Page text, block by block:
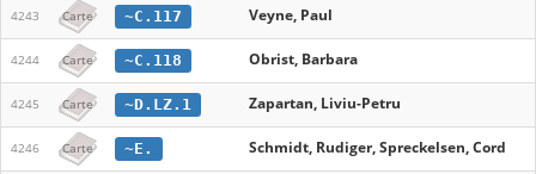
4243 Carte ~C.117 Veyne, Paul
4244 Carte ~C.118 Obrist, Barbara
4245 Carte ~D.LZ.1 Zapartan, Liviu-Petru
4246 Carte ~E. Schmidt, Rudiger, Spreckelsen, Cord